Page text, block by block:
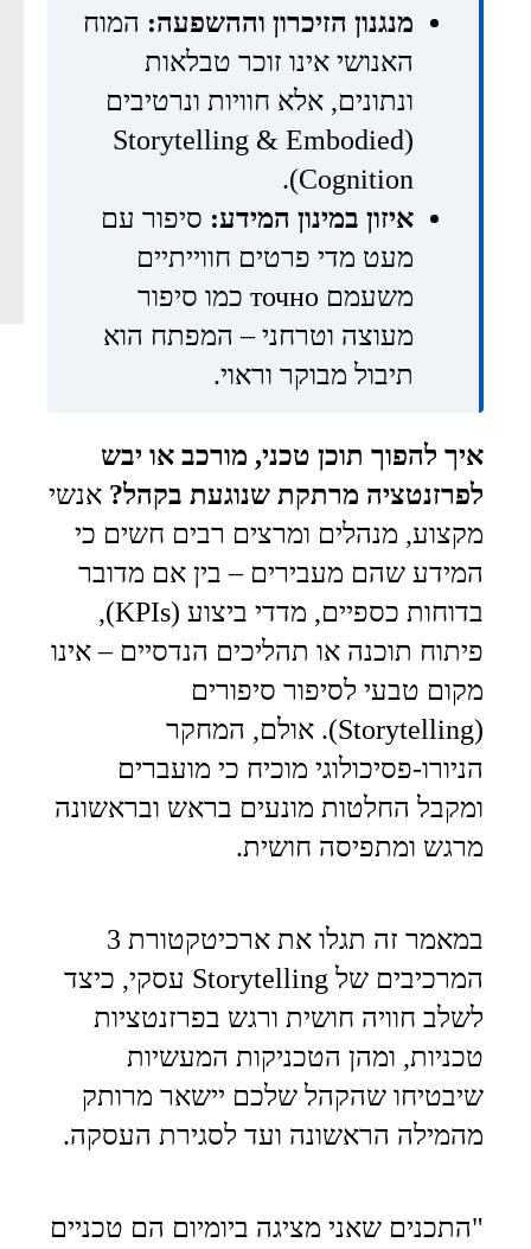
מנגנון הזיכרון וההשפעה: המוח
האנושי אינו זוכר טבלאות
ונתונים, אלא חוויות ונרטיבים
(Storytelling & Embodied
Cognition).
איזון במינון המידע: סיפור עם
מעט מדי פרטים חווייתיים
משעמם точно כמו סיפור
מעוצה וטרחני – המפתח הוא
תיבול מבוקר וראוי.
איך להפוך תוכן טכני, מורכב או יבש
לפרזנטציה מרתקת שנוגעת בקהל? אנשי
מקצוע, מנהלים ומרצים רבים חשים כי
המידע שהם מעבירים – בין אם מדובר
בדוחות כספיים, מדדי ביצוע (KPIs),
פיתוח תוכנה או תהליכים הנדסיים – אינו
מקום טבעי לסיפור סיפורים
(Storytelling). אולם, המחקר
הניורו-פסיכולוגי מוכיח כי מועברים
ומקבל החלטות מונעים בראש ובראשונה
מרגש ומתפיסה חושית.
במאמר זה תגלו את ארכיטקטורת 3
המרכיבים של Storytelling עסקי, כיצד
לשלב חוויה חושית ורגש בפרזנטציות
טכניות, ומהן הטכניקות המעשיות
שיבטיחו שהקהל שלכם יישאר מרותק
מהמילה הראשונה ועד לסגירת העסקה.
"התכנים שאני מציגה ביומיום הם טכניים